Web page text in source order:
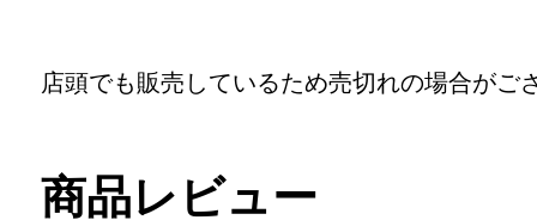
店頭でも販売しているため売切れの場合がご
商品レビュー